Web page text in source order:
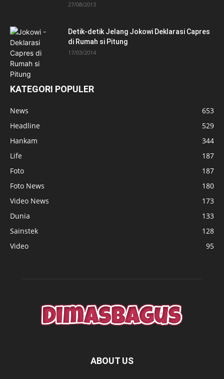
27/08/2013
Detik-detik Jelang Jokowi Deklarasi Capres
di Rumah si Pitung
17/03/2014
KATEGORI POPULER
News
653
Headline
529
Hankam
344
Life
187
Foto
187
Foto News
180
Video News
173
Dunia
133
Sainstek
128
Video
95
ABOUT US